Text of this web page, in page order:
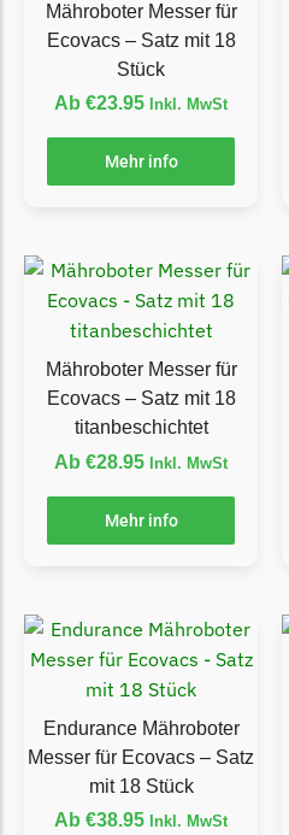
Flymo
Flymo Messer
Begrenzungsdraht
Fuxtec
Fuxtec Messer
Garden Feelings
Garden Feelings Messer
Begrenzungsdraht
Greenworks
Greenworks Messer
Begrenzungsdraht
Grouw
Grouw Messer
Güde
Güde Messer
Begrenzungsdraht
Honda
Honda Messer
Begrenzungsdraht
Mähroboter Messer für
Ecovacs – Satz mit 18
Stück
Ab €23.95 Inkl. MwSt
Mehr info
Mähroboter Messer für
Ecovacs – Satz mit 18
titanbeschichtet
Ab €28.95 Inkl. MwSt
Mehr info
Endurance Mähroboter
Messer für Ecovacs – Satz
mit 18 Stück
Ab €38.95 Inkl. MwSt